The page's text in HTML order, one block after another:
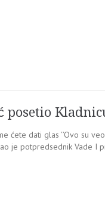
posetio
ćete dati glas ’’Ovo su
je potpredsednik Vade I